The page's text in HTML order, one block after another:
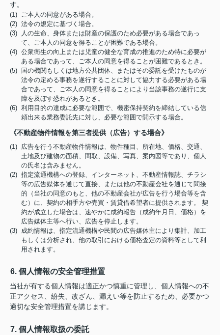
す。
(1) ご本人の同意がある場合。
(2) 法令の規定に基づく場合。
(3) 人の生命、身体または財産の保護のため必要がある場合であっ
て、ご本人の同意を得ることが困難である場合。
(4) 公衆衛生の向上または児童の健全な育成の推進のため特に必要が
ある場合であって、ご本人の同意を得ることが困難であるとき。
(5) 国の機関もしくは地方公共団体、またはその委託を受けたものが
法令の定める事務を遂行することに対して協力する必要がある場
合であって、ご本人の同意を得ることにより当該事務の遂行に支
障を及ぼす恐れがあるとき。
(6) 利用目的の達成に必要な範囲で、機密保持契約を締結している信
頼出来る業務委託先に対し、必要な範囲で開示する場合。
《不動産物件情報を第三者提供（広告）する場合》
(1) 広告を行う不動産物件情報は、物件種目、所在地、価格、交通、
土地及び建物の面積、間取、設備、写真、案内図等であり、個人
の氏名は含みません。
(2) 指定流通機構への登録、インターネット、不動産情報誌、チラシ
等の広告媒体を通じて直接、または他の不動産会社を通じて間接
的（当社の同意のもと、他の不動産会社が広告を行う場合等を含
む）に、契約の相手方や売買・賃貸借希望者に提供されます。 契
約が成立した場合は、速やかに成約報告（成約年月日、価格）を
広告媒体主等へ行い、広告を停止します。
(3) 成約情報は、指定流通機構や民間の広告媒体主により集計、加工
もしくは分析され、他の取引における価格査定の資料等として利
用されます。
6. 個人情報の安全管理措置
当社が有する個人情報は適正かつ慎重に管理し、個人情報への不
正アクセス、紛失、改ざん、漏えい等を防止するため、必要かつ
適切な安全管理措置を講じます。
7. 個人情報取扱の委託